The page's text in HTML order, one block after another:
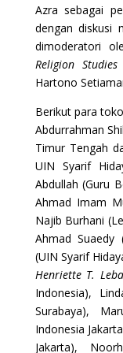
Azra sebagai
dengan diskusi
dimoderatori
Religion Studies
Hartono
Berikut para
Abdurrahman
Timur Tengah
UIN Syarif
Abdullah (Guru
Ahmad Imam
Najib Burhani
Ahmad Suaedy
(UIN Syarif
Henriette T.
Indonesia),
Surabaya),
Indonesia
Jakarta),